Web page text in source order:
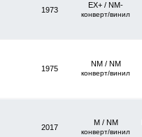
1973
EX+ / NM-
конверт/винил
1975
NM / NM
конверт/винил
2017
M / NM
конверт/винил